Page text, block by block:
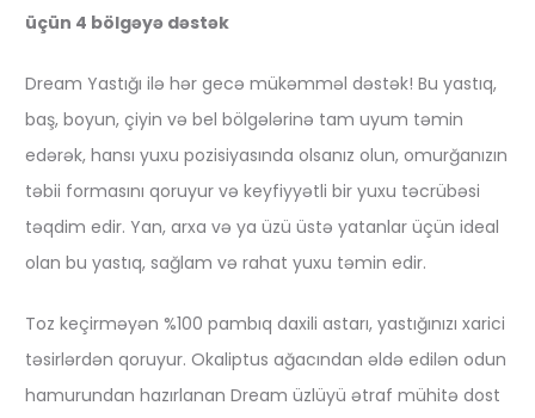
üçün 4 bölgəyə dəstək
Dream Yastığı ilə hər gecə mükəmməl dəstək! Bu yastıq,
baş, boyun, çiyin və bel bölgələrinə tam uyum təmin
edərək, hansı yuxu pozisiyasında olsanız olun, omurğanızın
təbii formasını qoruyur və keyfiyyətli bir yuxu təcrübəsi
təqdim edir. Yan, arxa və ya üzü üstə yatanlar üçün ideal
olan bu yastıq, sağlam və rahat yuxu təmin edir.
Toz keçirməyən %100 pambıq daxili astarı, yastığınızı xarici
təsirlərdən qoruyur. Okaliptus ağacından əldə edilən odun
hamurundan hazırlanan Dream üzlüyü ətraf mühitə dost